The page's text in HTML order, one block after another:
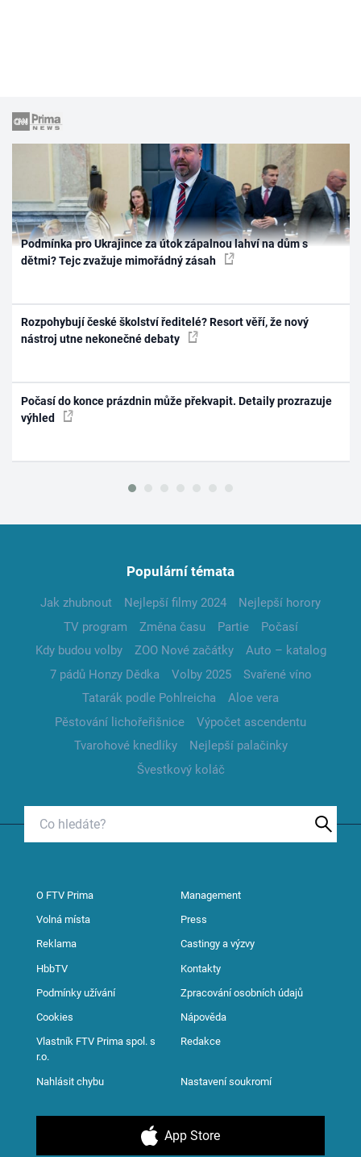
Podmínka pro Ukrajince za útok zápalnou lahví na dům s
dětmi? Tejc zvažuje mimořádný zásah
Rozpohybují české školství ředitelé? Resort věří, že nový
nástroj utne nekonečné debaty
Počasí do konce prázdnin může překvapit. Detaily prozrazuje
výhled
Populární témata
Jak zhubnout Nejlepší filmy 2024
Nejlepší horory
TV program
Změna času Partie
Počasí
Kdy budou volby
ZOO Nové začátky
Auto – katalog
7 pádů Honzy Dědka
Volby 2025
Svařené víno
Tatarák podle Pohlreicha
Aloe vera
Pěstování lichořeřišnice
Výpočet ascendentu
Tvarohové knedlíky
Nejlepší palačinky
Švestkový koláč
O FTV Prima Management
Volná místa Press
Reklama Castingy a výzvy
HbbTV Kontakty
Podmínky užívání Zpracování osobních údajů
Cookies Nápověda
Vlastník FTV Prima spol. s
r.o.
Redakce
Nahlásit chybu Nastavení soukromí
App Store